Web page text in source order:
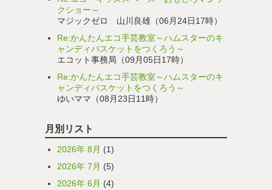
クショー～
マジックゼロ 山川良雄（06月24日17時）
Re:かんたんエコ手芸教室～ハムスターのキ
ャンディバスケットをつくろう～
エコット事務局（09月05日17時）
Re:かんたんエコ手芸教室～ハムスターのキ
ャンディバスケットをつくろう～
ゆいママ（08月23日11時）
月別リスト
2026年 8月 (1)
2026年 7月 (5)
2026年 6月 (4)